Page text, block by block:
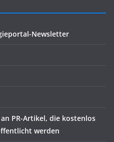
Newsletter
PR-Artikel, die kostenlos
werden